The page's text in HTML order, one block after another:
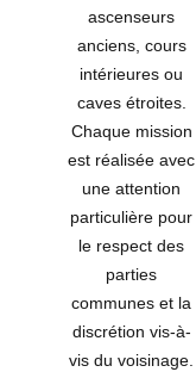
ascenseurs
anciens, cours
intérieures ou
caves étroites.
Chaque mission
est réalisée avec
une attention
particulière pour
le respect des
parties
communes et la
discrétion vis-à-
vis du voisinage.